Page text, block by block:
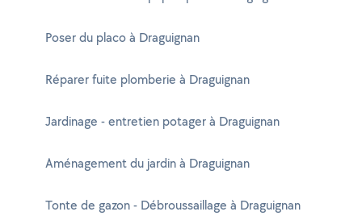
Poser du placo à Draguignan
Réparer fuite plomberie à Draguignan
Jardinage - entretien potager à Draguignan
Aménagement du jardin à Draguignan
Tonte de gazon - Débroussaillage à Draguignan